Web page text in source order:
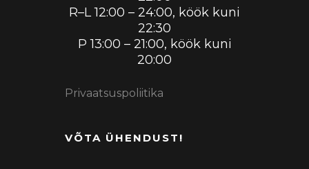
R–L 12:00 – 24:00, köök kuni
22:30
P 13:00 – 21:00, köök kuni
20:00
Privaatsuspoliitika
VÕTA ÜHENDUST!